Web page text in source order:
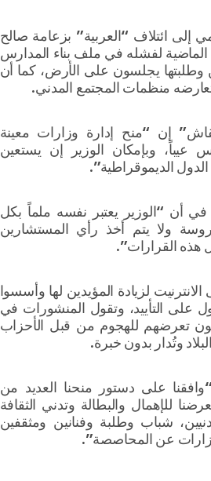
إلى ائتلاف “العربية” بزعامة صالح
لفشله في ملف بناء المدارس
وطلبتها يجلسون على الأرض، كما أن
منظمات المجتمع المدني.
إن “منح إدارة وزارات معينة
وبإمكان الوزير إن يستعين
الديموقراطية”.
أن “الوزير يعتبر نفسه ملماً بكل
ولا يتم أخذ رأي المستشارين
هذه القرارات”.
لزيادة المؤيدين لها وأسسوا
التأييد، وتقول المنشورات في
تعرضهم للهجوم من قبل الأحزاب
وتُدار بدون خبرة.
على دستور منحنا العديد من
للإهمال والبطالة وتدني الثقافة
شباب وطلبة وفنانين ومثقفين
وزارات عن المحاصصة”.